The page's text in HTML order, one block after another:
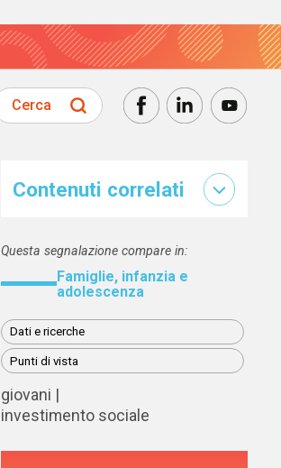
Cerca
Contenuti correlati
Questa segnalazione compare in:
Famiglie, infanzia e
adolescenza
Dati e ricerche
Punti di vista
giovani
investimento sociale